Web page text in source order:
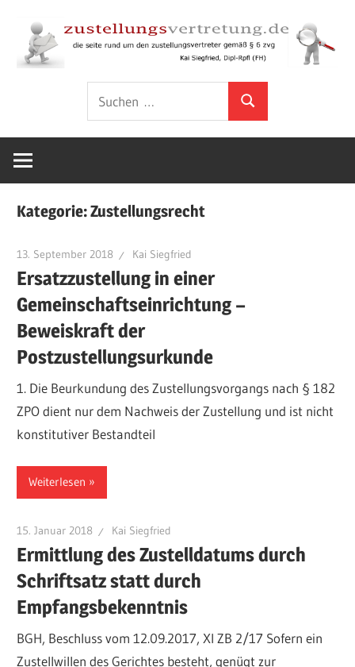
Inhalt
springen
gemäß
6
Suchen
Kategorie:Zustellungsrecht
13. September 2018 Kai Siegfried
Ersatzzustellung in einer
Gemeinschaftseinrichtung –
Beweiskraft der
Postzustellungsurkunde
1. Die Beurkundung des Zustellungsvorgangs nach § 182
ZPO dient nur dem Nachweis der Zustellung und ist nicht
konstitutiver Bestandteil
Weiterlesen
15. Januar 2018 Kai Siegfried
Ermittlung des Zustelldatums durch
Schriftsatz statt durch
Empfangsbekenntnis
BGH, Beschluss vom 12.09.2017, XI ZB 2/17 Sofern ein
Zustellwillen des Gerichtes besteht, genügt zur